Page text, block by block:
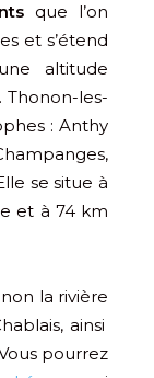
que l’on
et s’étend
altitude
Thonon-les-
: Anthy
se situe à
et à 74 km
la rivière
ainsi
pourrez